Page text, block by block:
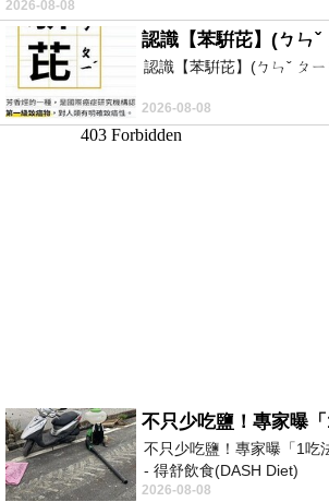
受
2026-08-08
認識【苯騈芘】(ㄅㄣˇ
認識【苯騈芘】(ㄅㄣˇ ㄆㄧ
2026-08-08
不只少吃鹽！專家曝「1吃
- 得舒飲食(DASH Diet)
https://www.facebook.com/
2026-08-08